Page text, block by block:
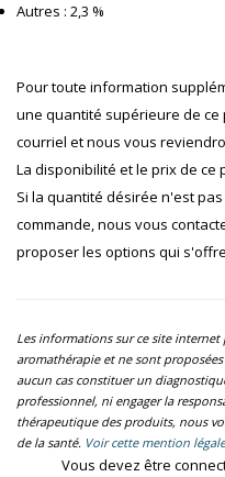
Autres : 2,3 %
Pour toute information
une quantité supérieure de
courriel et nous vous
La disponibilité et le prix de
Si la quantité désirée n'est
commande, nous vous
proposer les options qui
Les informations sur ce site
aromathérapie et ne sont
aucun cas constituer un
professionnel, ni engager la
thérapeutique des produits, nous
de la santé. Voir cette mention
Vous devez être